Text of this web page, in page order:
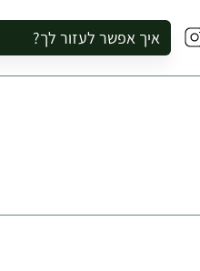
איך אפשר לעזור לך?
להזמין סיור לקבוצה
לתאם ביקור בצריף